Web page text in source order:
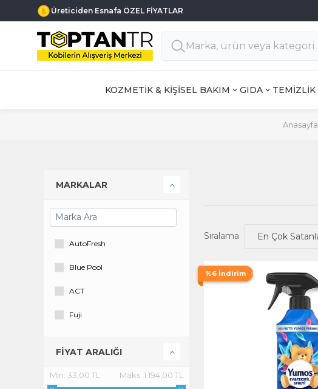
Üreticiden Esnafa ÖZEL FİYATLAR
KOZMETİK & KİŞİSEL BAKIM GIDA TEMİZLİK
Anasayfa
Sıralama
%6 İndirim
MARKALAR
AutoFresh
Blue Pool
ACT
Fuji
Velana
FİYAT ARALIĞI
Min: 33,00 TL Maks: 1.194,00 TL